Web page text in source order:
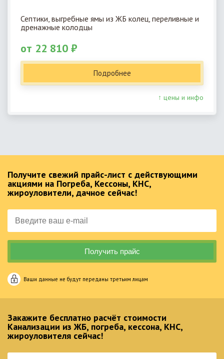
Септики, выгребные ямы из ЖБ колец, переливные и
дренажные колодцы
от 22 810 ₽
Подробнее
↑ цены и инфо
Получите свежий прайс-лист с действующими
акциями на Погреба, Кессоны, КНС,
жироуловители, дачное сейчас!
Ваши данные не будут переданы третьим лицам
Закажите бесплатно расчёт стоимости
Канализации из ЖБ, погреба, кессона, КНС,
жироуловителя сейчас!